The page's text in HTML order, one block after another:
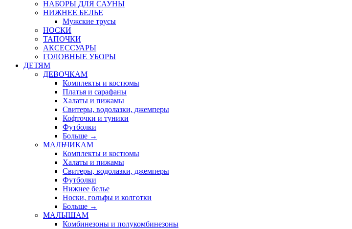
НАБОРЫ ДЛЯ САУНЫ
НИЖНЕЕ БЕЛЬЕ
Мужские трусы
НОСКИ
ТАПОЧКИ
АКСЕССУАРЫ
ГОЛОВНЫЕ УБОРЫ
ДЕТЯМ
ДЕВОЧКАМ
Комплекты и костюмы
Платья и сарафаны
Халаты и пижамы
Свитеры, водолазки, джемперы
Кофточки и туники
Футболки
Больше →
МАЛЬЧИКАМ
Комплекты и костюмы
Халаты и пижамы
Свитеры, водолазки, джемперы
Футболки
Нижнее белье
Носки, гольфы и колготки
Больше →
МАЛЫШАМ
Комбинезоны и полукомбинезоны